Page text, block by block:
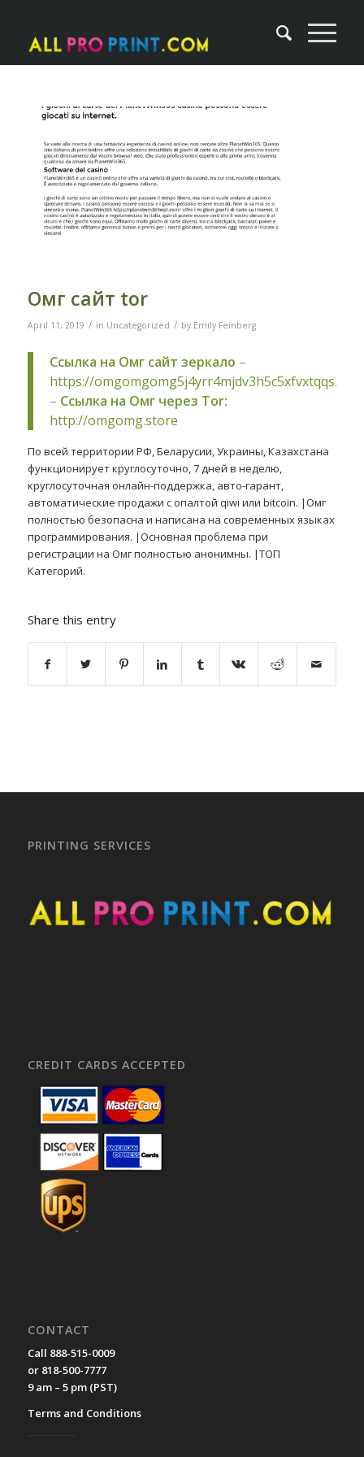
Омг сайт tor
April 11, 2019 / in Uncategorized / by Emily Feinberg
Ссылка на Омг сайт зеркало –
https://
– Ссылка на Омг через Tor:
http://omgomg.store
По всей территории РФ, Беларусии, Украины, Казахстана
функционирует круглосуточно, 7 дней в неделю,
круглосуточная онлайн-поддержка, авто-гарант,
автоматические продажи с опалтой qiwi или bitcoin. |Омг
полностью безопасна и написана на современных языках
программирования. |Основная проблема при
регистрации на Омг полностью анонимны. |ТОП
Категорий.
Share this entry
PRINTING SERVICES
CREDIT CARDS ACCEPTED
CONTACT
Call 888-515-0009
or 818-500-7777
9 am – 5 pm (PST)
Terms and Conditions